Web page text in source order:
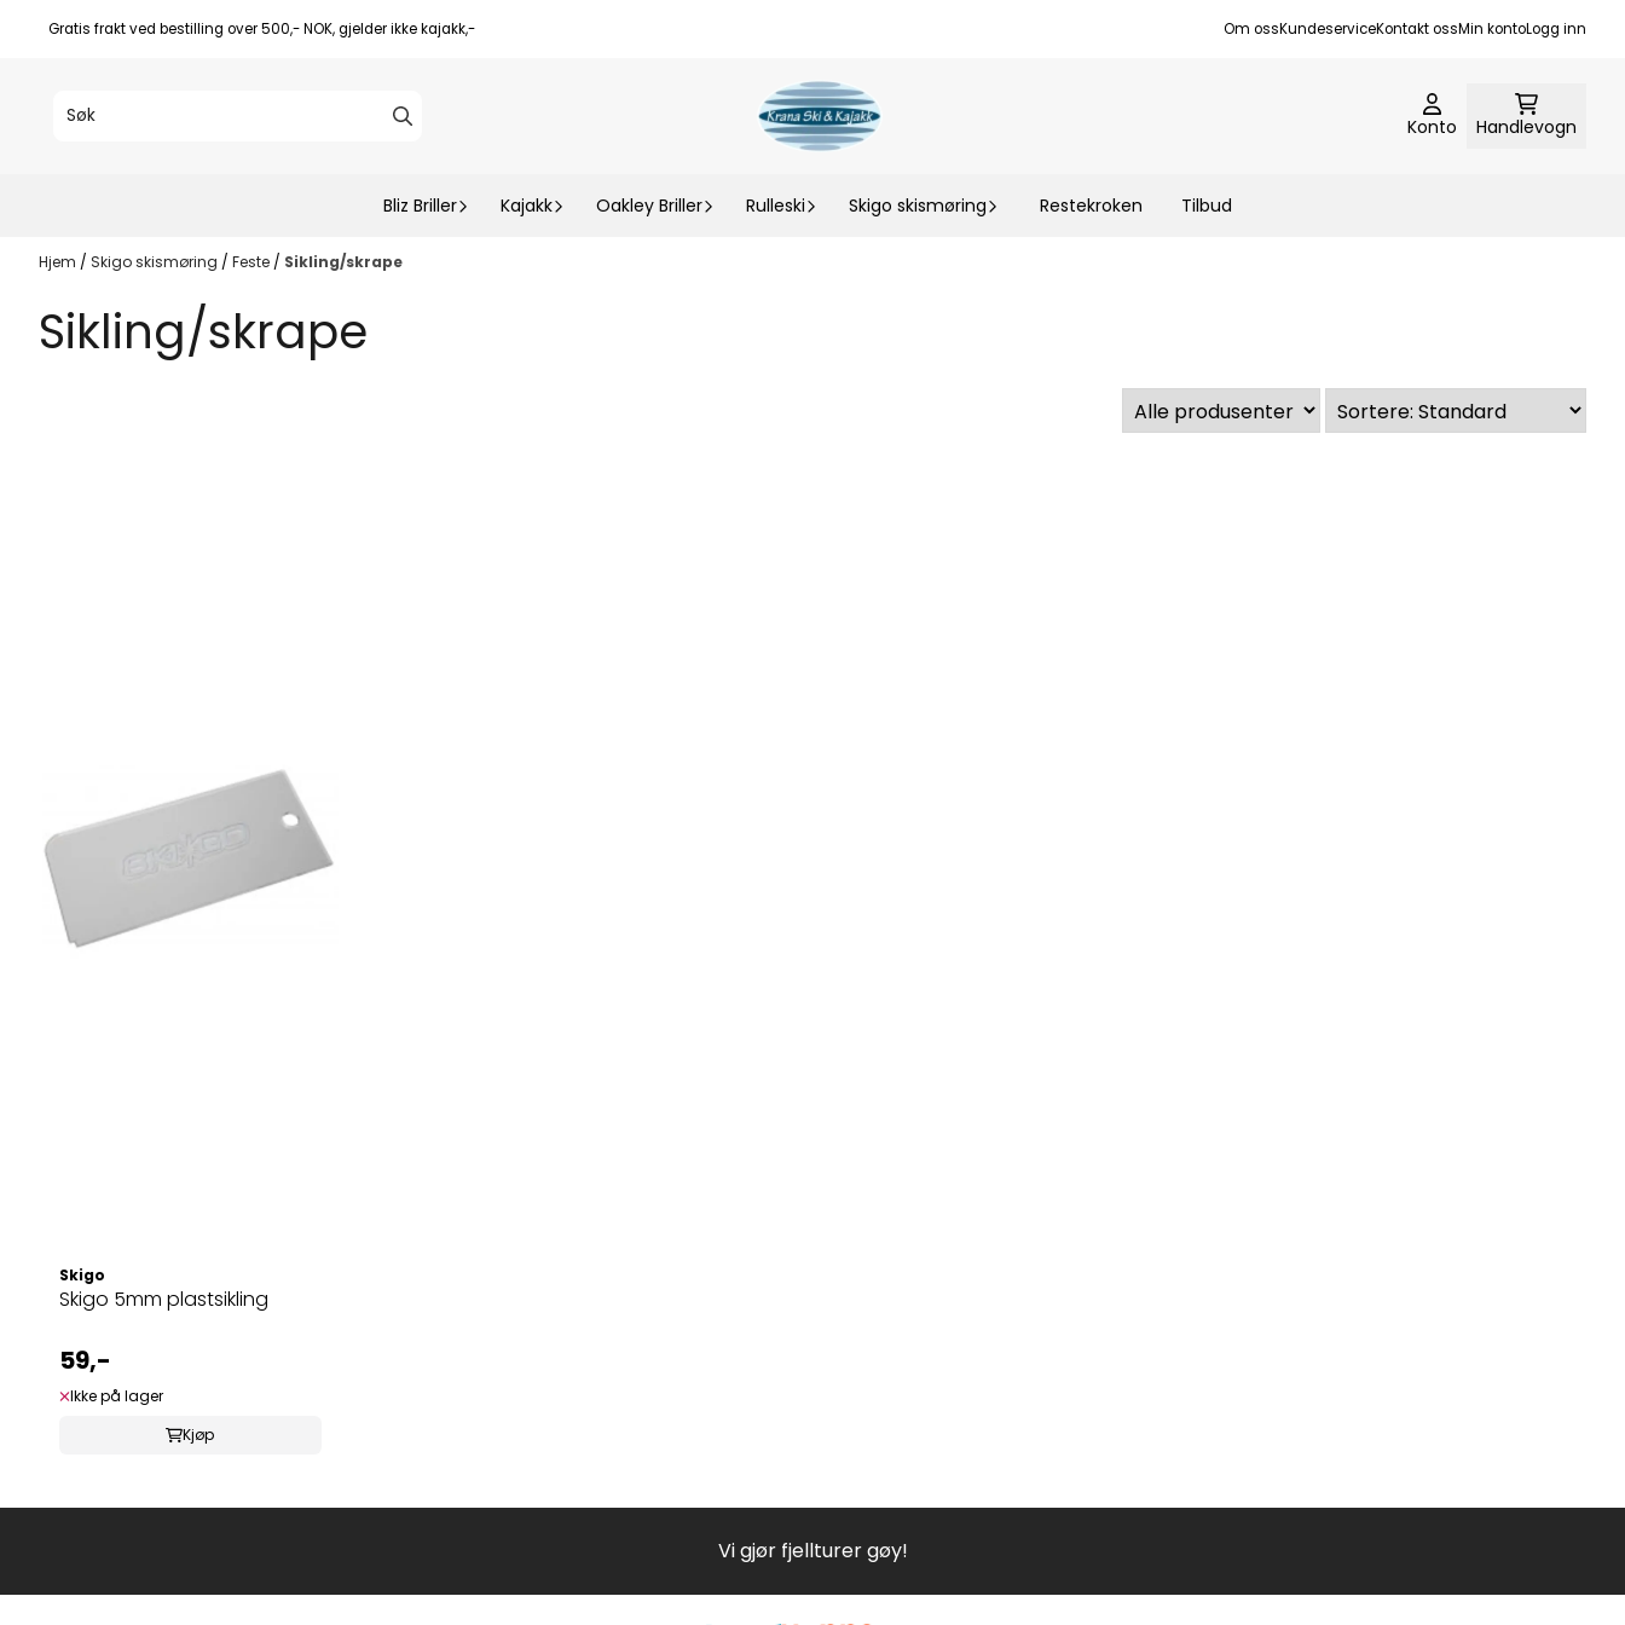
Hopp til innhold
Gratis frakt ved bestilling over 500,- NOK, gjelder ikke kajakk,- Om ossKundeserviceKontakt ossMin kontoLogg inn
Konto Handlevogn
Bliz Briller Kajakk Oakley Briller Rulleski Skigo skismøring Restekroken Tilbud
Hjem / Skigo skismøring / Feste / Sikling/skrape
Sikling/skrape
Skigo
Skigo 5mm plastsikling
59,-
Ikke på lager
Kjøp
Vi gjør fjellturer gøy!